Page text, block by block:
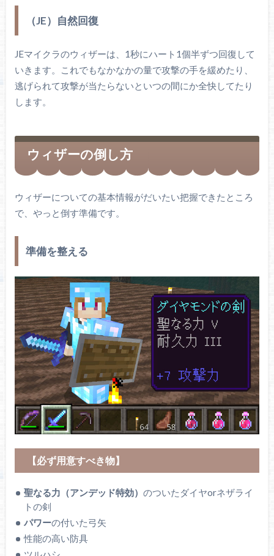
（JE）自然回復
JEマイクラのウィザーは、1秒にハート1個半ずつ回復して
いきます。これでもなかなかの量で攻撃の手を緩めたり、
逃げられて攻撃が当たらないといつの間にか全快してたり
します。
ウィザーの倒し方
ウィザーについての基本情報がだいたい把握できたところ
で、やっと倒す準備です。
準備を整える
【必ず用意すべき物】
聖なる力（アンデッド特効）のついたダイヤorネザライ
トの剣
パワーの付いた弓矢
性能の高い防具